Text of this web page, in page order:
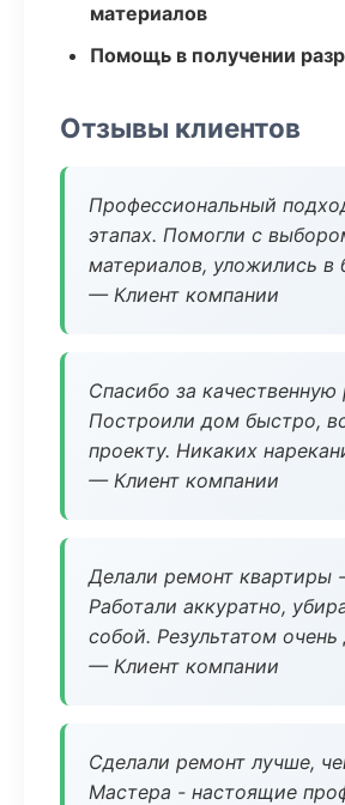
материалов
Помощь в получении
Отзывы клиентов
Профессиональный
этапах. Помогли с
материалов, уложились в
— Клиент компании
Спасибо за качественную
Построили дом быстро,
проекту. Никаких
— Клиент компании
Делали ремонт квартиры
Работали аккуратно,
собой. Результатом
— Клиент компании
Сделали ремонт лучше,
Мастера - настоящие